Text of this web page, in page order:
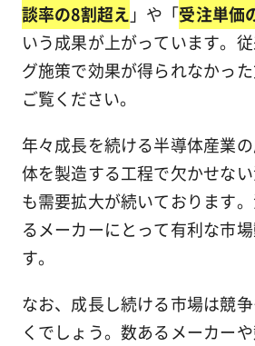
談率の8割超え 」や「受注単価
いう成果が上がっています。
グ施策で効果が得られなかっ
ご覧ください。
年々成長を続ける半導体産業
体を製造する工程で欠かせな
も需要拡大が続いております
るメーカーにとって有利な市
す。
なお、成長し続ける市場は競
くでしょう。数あるメーカー